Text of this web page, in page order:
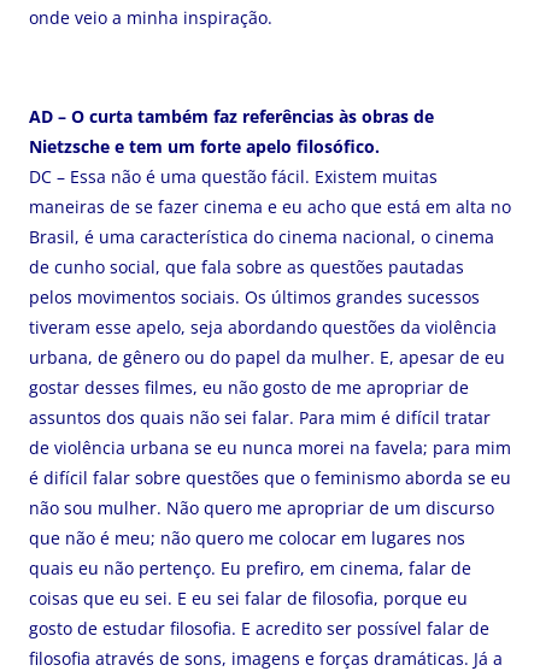
onde veio a minha inspiração.
AD – O curta também faz referências às obras de
Nietzsche e tem um forte apelo filosófico.
DC – Essa não é uma questão fácil. Existem muitas
maneiras de se fazer cinema e eu acho que está em alta no
Brasil, é uma característica do cinema nacional, o cinema
de cunho social, que fala sobre as questões pautadas
pelos movimentos sociais. Os últimos grandes sucessos
tiveram esse apelo, seja abordando questões da violência
urbana, de gênero ou do papel da mulher. E, apesar de eu
gostar desses filmes, eu não gosto de me apropriar de
assuntos dos quais não sei falar. Para mim é difícil tratar
de violência urbana se eu nunca morei na favela; para mim
é difícil falar sobre questões que o feminismo aborda se eu
não sou mulher. Não quero me apropriar de um discurso
que não é meu; não quero me colocar em lugares nos
quais eu não pertenço. Eu prefiro, em cinema, falar de
coisas que eu sei. E eu sei falar de filosofia, porque eu
gosto de estudar filosofia. E acredito ser possível falar de
filosofia através de sons, imagens e forças dramáticas. Já a